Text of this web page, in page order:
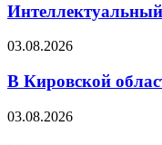
03.08.2026
В Кировской
03.08.2026